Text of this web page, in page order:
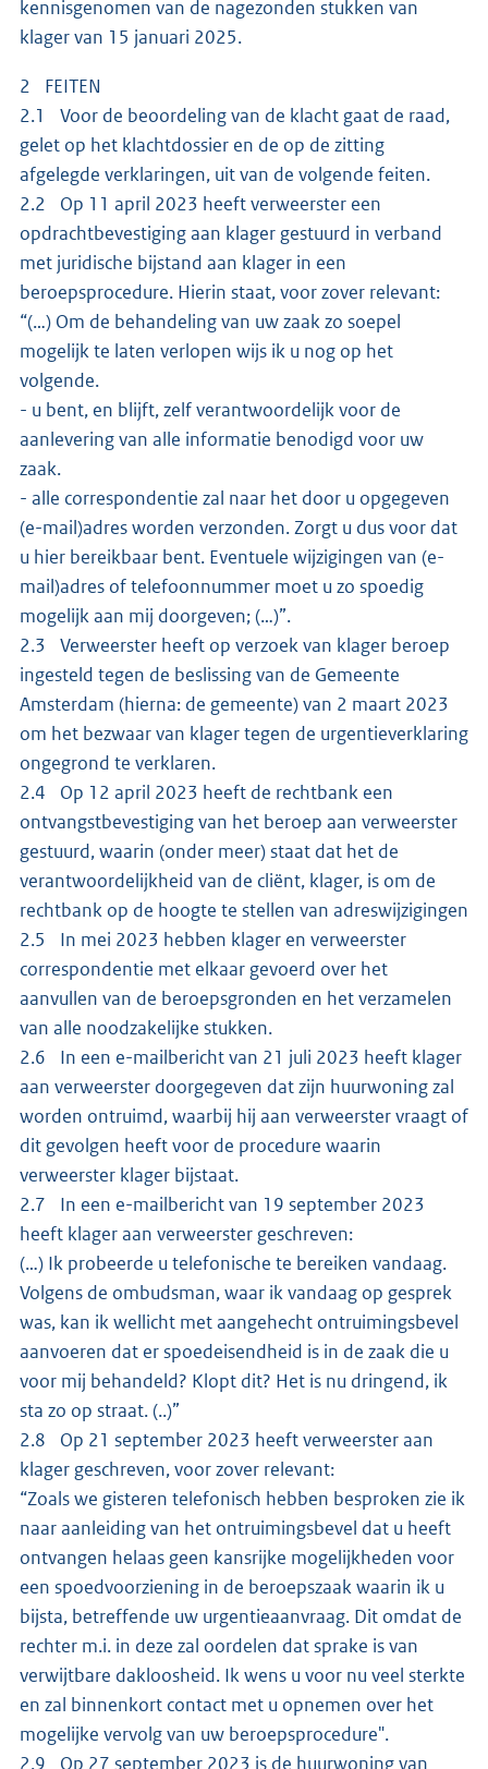
kennisgenomen van de nagezonden stukken van
klager van 15 januari 2025.
2 FEITEN
2.1 Voor de beoordeling van de klacht gaat de raad,
gelet op het klachtdossier en de op de zitting
afgelegde verklaringen, uit van de volgende feiten.
2.2 Op 11 april 2023 heeft verweerster een
opdrachtbevestiging aan klager gestuurd in verband
met juridische bijstand aan klager in een
beroepsprocedure. Hierin staat, voor zover relevant:
“(…) Om de behandeling van uw zaak zo soepel
mogelijk te laten verlopen wijs ik u nog op het
volgende.
- u bent, en blijft, zelf verantwoordelijk voor de
aanlevering van alle informatie benodigd voor uw
zaak.
- alle correspondentie zal naar het door u opgegeven
(e-mail)adres worden verzonden. Zorgt u dus voor dat
u hier bereikbaar bent. Eventuele wijzigingen van (e-
mail)adres of telefoonnummer moet u zo spoedig
mogelijk aan mij doorgeven; (…)”.
2.3 Verweerster heeft op verzoek van klager beroep
ingesteld tegen de beslissing van de Gemeente
Amsterdam (hierna: de gemeente) van 2 maart 2023
om het bezwaar van klager tegen de urgentieverklaring
ongegrond te verklaren.
2.4 Op 12 april 2023 heeft de rechtbank een
ontvangstbevestiging van het beroep aan verweerster
gestuurd, waarin (onder meer) staat dat het de
verantwoordelijkheid van de cliënt, klager, is om de
rechtbank op de hoogte te stellen van adreswijzigingen
2.5 In mei 2023 hebben klager en verweerster
correspondentie met elkaar gevoerd over het
aanvullen van de beroepsgronden en het verzamelen
van alle noodzakelijke stukken.
2.6 In een e-mailbericht van 21 juli 2023 heeft klager
aan verweerster doorgegeven dat zijn huurwoning zal
worden ontruimd, waarbij hij aan verweerster vraagt of
dit gevolgen heeft voor de procedure waarin
verweerster klager bijstaat.
2.7 In een e-mailbericht van 19 september 2023
heeft klager aan verweerster geschreven:
(…) Ik probeerde u telefonische te bereiken vandaag.
Volgens de ombudsman, waar ik vandaag op gesprek
was, kan ik wellicht met aangehecht ontruimingsbevel
aanvoeren dat er spoedeisendheid is in de zaak die u
voor mij behandeld? Klopt dit? Het is nu dringend, ik
sta zo op straat. (..)”
2.8 Op 21 september 2023 heeft verweerster aan
klager geschreven, voor zover relevant:
“Zoals we gisteren telefonisch hebben besproken zie ik
naar aanleiding van het ontruimingsbevel dat u heeft
ontvangen helaas geen kansrijke mogelijkheden voor
een spoedvoorziening in de beroepszaak waarin ik u
bijsta, betreffende uw urgentieaanvraag. Dit omdat de
rechter m.i. in deze zal oordelen dat sprake is van
verwijtbare dakloosheid. Ik wens u voor nu veel sterkte
en zal binnenkort contact met u opnemen over het
mogelijke vervolg van uw beroepsprocedure".
2.9 Op 27 september 2023 is de huurwoning van